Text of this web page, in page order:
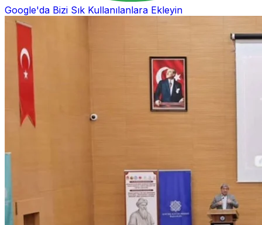
Google'da Bizi Sık Kullanılanlara Ekleyin